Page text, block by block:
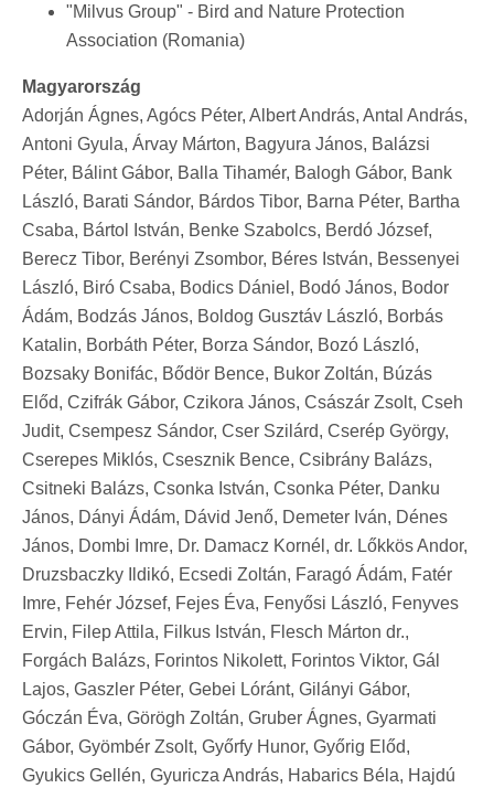
"Milvus Group" - Bird and Nature Protection
Association (Romania)
Magyarország
Adorján Ágnes, Agócs Péter, Albert András, Antal András,
Antoni Gyula, Árvay Márton, Bagyura János, Balázsi
Péter, Bálint Gábor, Balla Tihamér, Balogh Gábor, Bank
László, Barati Sándor, Bárdos Tibor, Barna Péter, Bartha
Csaba, Bártol István, Benke Szabolcs, Berdó József,
Berecz Tibor, Berényi Zsombor, Béres István, Bessenyei
László, Biró Csaba, Bodics Dániel, Bodó János, Bodor
Ádám, Bodzás János, Boldog Gusztáv László, Borbás
Katalin, Borbáth Péter, Borza Sándor, Bozó László,
Bozsaky Bonifác, Bődör Bence, Bukor Zoltán, Búzás
Előd, Czifrák Gábor, Czikora János, Császár Zsolt, Cseh
Judit, Csempesz Sándor, Cser Szilárd, Cserép György,
Cserepes Miklós, Csesznik Bence, Csibrány Balázs,
Csitneki Balázs, Csonka István, Csonka Péter, Danku
János, Dányi Ádám, Dávid Jenő, Demeter Iván, Dénes
János, Dombi Imre, Dr. Damacz Kornél, dr. Lőkkös Andor,
Druzsbaczky Ildikó, Ecsedi Zoltán, Faragó Ádám, Fatér
Imre, Fehér József, Fejes Éva, Fenyősi László, Fenyves
Ervin, Filep Attila, Filkus István, Flesch Márton dr.,
Forgách Balázs, Forintos Nikolett, Forintos Viktor, Gál
Lajos, Gaszler Péter, Gebei Lóránt, Gilányi Gábor,
Góczán Éva, Görögh Zoltán, Gruber Ágnes, Gyarmati
Gábor, Gyömbér Zsolt, Győrfy Hunor, Győrig Előd,
Gyukics Gellén, Gyuricza András, Habarics Béla, Hajdú